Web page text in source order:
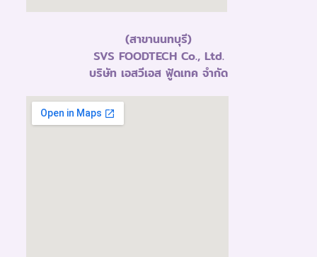
(สาขานนทบุรี)
SVS FOODTECH Co., Ltd.
บริษัท เอสวีเอส ฟู้ดเทค จำกัด